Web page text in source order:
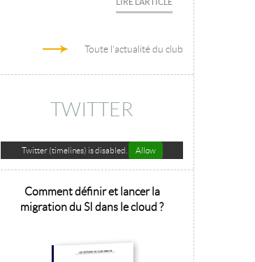
Toute l'actualité du club
TWITTER
Twitter (timelines) is disabled. Allow
Comment définir et lancer la
migration du SI dans le cloud ?
Architecture